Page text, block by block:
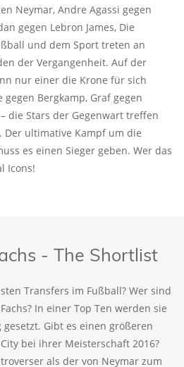
Neymar, Andre Agassi gegen
gegen Lebron James, Die
und dem Sport treten an
der Vergangenheit. Auf der
nur einer die Krone für sich
Bergkamp, Graf gegen
die Stars der Gegenwart treffen
Der ultimative Kampf um die
es einen Sieger geben. Wer das
Icons!
- The Shortlist
Transfers im Fußball? Wer sind
In einer Top Ten werden sie
Gibt es einen größeren
bei ihrer Meisterschaft 2016?
als der von Neymar zum